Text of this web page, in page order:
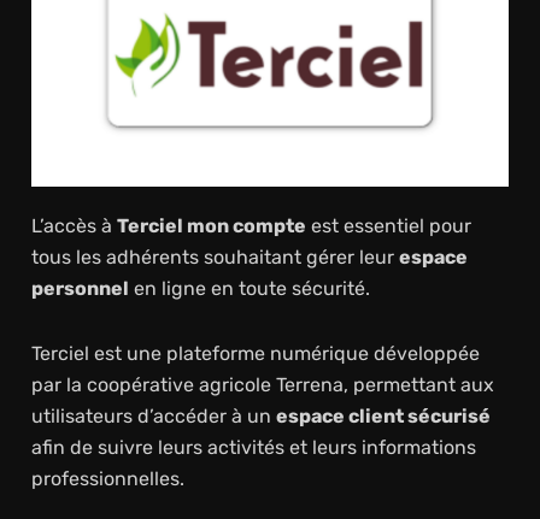
L’accès à Terciel mon compte est essentiel pour
tous les adhérents souhaitant gérer leur espace
personnel en ligne en toute sécurité.
Terciel est une plateforme numérique développée
par la coopérative agricole Terrena, permettant aux
utilisateurs d’accéder à un espace client sécurisé
afin de suivre leurs activités et leurs informations
professionnelles.